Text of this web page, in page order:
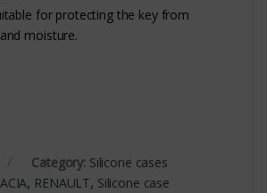
for protecting the key from
moisture.
Category: Silicone cases
, RENAULT, Silicone case